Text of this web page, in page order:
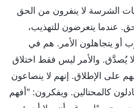
الشرسة لا ينفرون من الحق
عندما يتعرضون للتهذيب،
أو يتجاهلون الأمر. هم في
يُصدَّق. والأمر ليس فقط اختلاق
على الإطلاق. إنهم لا ينصاعون
كالمحتالين. ويفكرون: "أفهم